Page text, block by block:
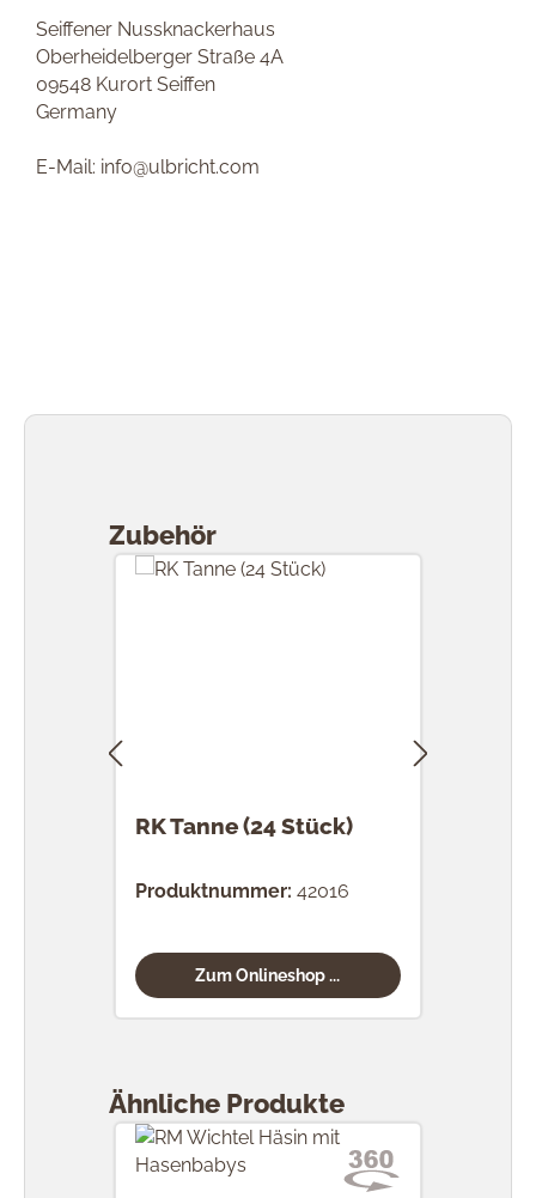
Seiffener Nussknackerhaus
Oberheidelberger Straße 4A
09548 Kurort Seiffen
Germany
E-Mail: info@ulbricht.com
Zubehör
RK Tanne (24 Stück)
Produktnummer: 42016
Zum Onlineshop ...
Ähnliche Produkte